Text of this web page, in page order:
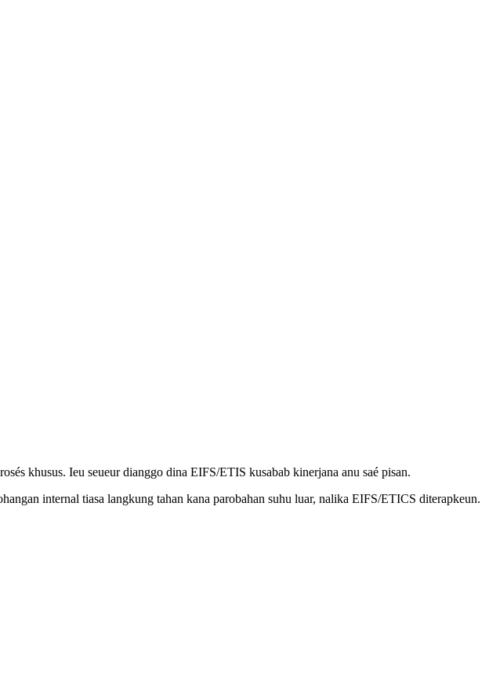
khusus. Ieu seueur dianggo dina EIFS/ETIS kusabab kinerjana anu saé pisan.
internal tiasa langkung tahan kana parobahan suhu luar, nalika EIFS/ETICS diterapkeun.